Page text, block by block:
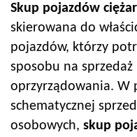
Skup pojazdów
skierowana do
pojazdów, którzy
sposobu na
oprzyrządowania. W
schematycznej
osobowych, skup